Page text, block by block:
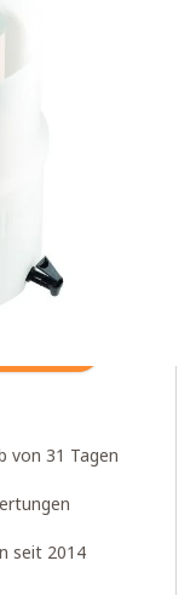
Ceradyn
von 31 Tagen
seit 2014